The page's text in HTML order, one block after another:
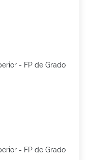
- FP de Grado
- FP de Grado